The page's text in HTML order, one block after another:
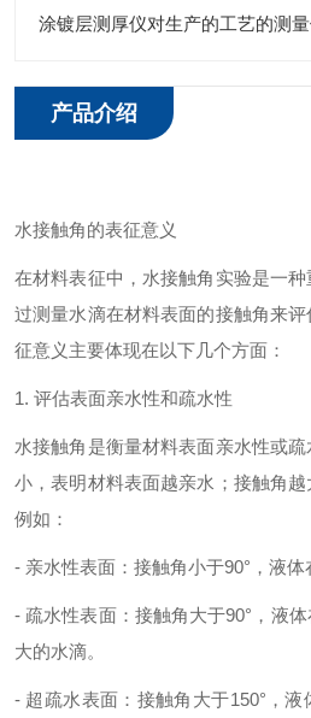
涂镀层测厚仪对生产的工艺的测
产品介绍
水接触角的表征意义
在材料表征中，水接触角实验是一
过测量水滴在材料表面的接触角来
征意义主要体现在以下几个方面：
1. 评估表面亲水性和疏水性
水接触角是衡量材料表面亲水性或
小，表明材料表面越亲水；接触角越
例如：
- 亲水性表面：接触角小于90°，液体
- 疏水性表面：接触角大于90°，液
大的水滴。
- 超疏水表面：接触角大于150°，